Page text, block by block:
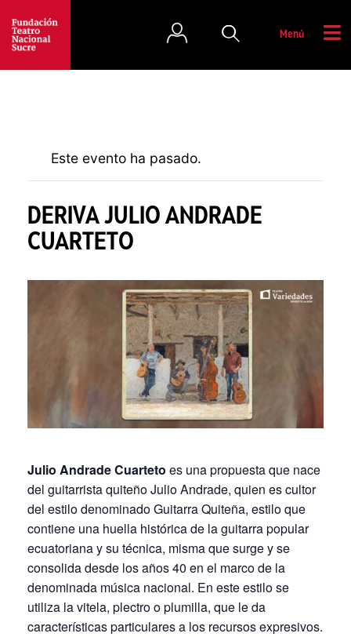
Menú
Este evento ha pasado.
DERIVA JULIO ANDRADE
CUARTETO
Julio Andrade Cuarteto es una propuesta que nace
del guitarrista quiteño Julio Andrade, quien es cultor
del estilo denominado Guitarra Quiteña, estilo que
contiene una huella histórica de la guitarra popular
ecuatoriana y su técnica, misma que surge y se
consolida desde los años 40 en el marco de la
denominada música nacional. En este estilo se
utiliza la vitela, plectro o plumilla, que le da
características particulares a los recursos expresivos.